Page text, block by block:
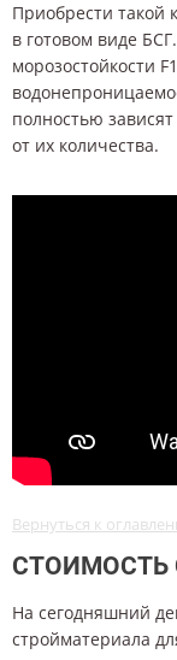
Приобрести такой
в готовом виде
морозостойкости
полностью
от их количества.
Вернуться к
СТОИМОСТЬ
На сегодняшний
стройматериала